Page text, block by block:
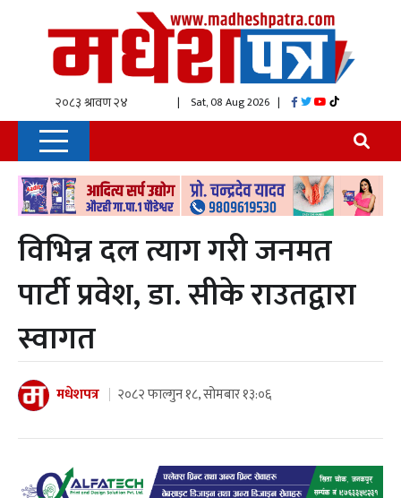
| Sat, 08 Aug 2026 |
विभिन्न दल त्याग गरी जनमत
पार्टी प्रवेश, डा. सीके राउतद्वारा
स्वागत
मधेशपत्र २०८२ फाल्गुन १८, सोमबार १३:०६